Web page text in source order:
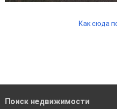
Как сюда
Поиск недвижимости